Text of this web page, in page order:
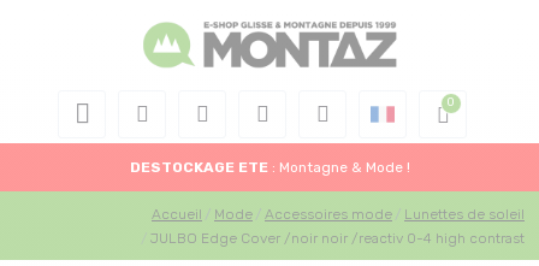
DESTOCKAGE ETE : Montagne & Mode !
Accueil Mode Accessoires mode
Lunettes de soleil
JULBO Edge Cover /noir noir /reactiv 0-4 high contrast